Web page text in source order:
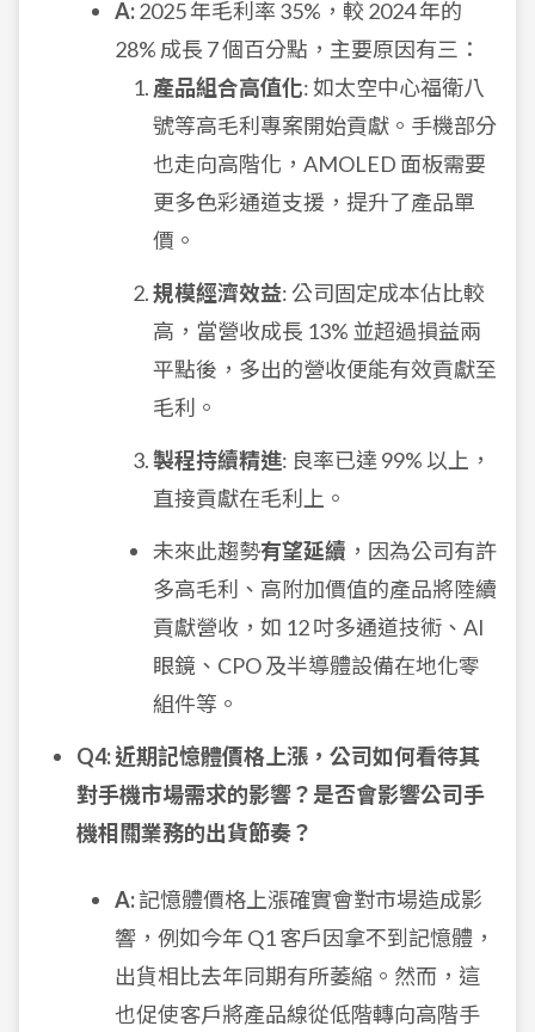
A:2025 年毛利率 35%，較 2024 年的
28% 成長 7 個百分點，主要原因有三：
產品組合高值化: 如太空中心福衛八
號等高毛利專案開始貢獻。手機部分
也走向高階化，AMOLED 面板需要
更多色彩通道支援，提升了產品單
價。
規模經濟效益: 公司固定成本佔比較
高，當營收成長 13% 並超過損益兩
平點後，多出的營收便能有效貢獻至
毛利。
製程持續精進: 良率已達 99% 以上，
直接貢獻在毛利上。
未來此趨勢有望延續 ，因為公司有許
多高毛利、高附加價值的產品將陸續
貢獻營收，如 12 吋多通道技術、AI
眼鏡、CPO 及半導體設備在地化零
組件等。
Q4: 近期記憶體價格上漲，公司如何看待其
對手機市場需求的影響？是否會影響公司手
機相關業務的出貨節奏？
A:記憶體價格上漲確實會對市場造成影
響，例如今年 Q1 客戶因拿不到記憶體，
出貨相比去年同期有所萎縮。然而，這
也促使客戶將產品線從低階轉向高階手